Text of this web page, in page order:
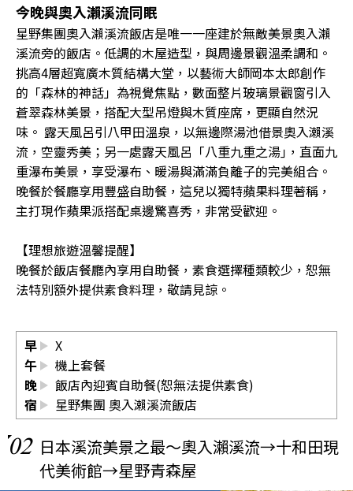
今晚與奧入瀨溪流同眠
星野集團奧入瀨溪流飯店是唯一一座建於無敵美景奧入瀨
溪流旁的飯店。低調的木屋造型，與周邊景觀溫柔調和。
挑高4層超寬廣木質結構大堂，以藝術大師岡本太郎創作
的「森林的神話」為視覺焦點，數面整片玻璃景觀窗引入
蒼翠森林美景，搭配大型吊燈與木質座席，更顯自然況
味。 露天風呂引八甲田溫泉，以無邊際湯池借景奧入瀨溪
流，空靈秀美；另一處露天風呂「八重九重之湯｣，直面九
重瀑布美景，享受瀑布、暖湯與滿滿負離子的完美組合。
晚餐於餐廳享用豐盛自助餐，這兒以獨特蘋果料理著稱，
主打現作蘋果派搭配桌邊驚喜秀，非常受歡迎。
【理想旅遊溫馨提醒】
晚餐於飯店餐廳內享用自助餐，素食選擇種類較少，恕無
法特別額外提供素食料理，敬請見諒。
早
X
午
機上套餐
晚
飯店內迎賓自助餐(恕無法提供素食)
宿
星野集團 奧入瀨溪流飯店
02 日本溪流美景之最～奧入瀨溪流→十和田現
代美術館→星野青森屋